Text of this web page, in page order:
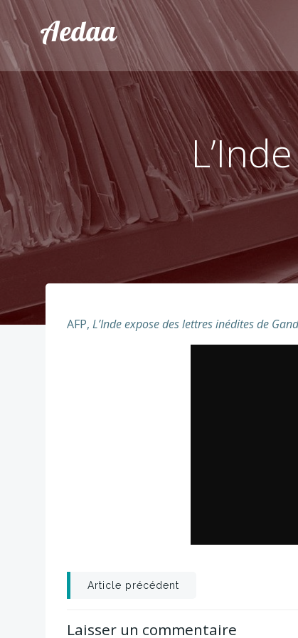
Aller
contenuAedaa
AFP, L’Inde expose des lettres inédites de
Post
navigation
Article précédent
Laisser un commentaire